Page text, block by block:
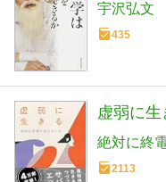
宇沢弘文
435
虚弱に生
絶対に終
2113